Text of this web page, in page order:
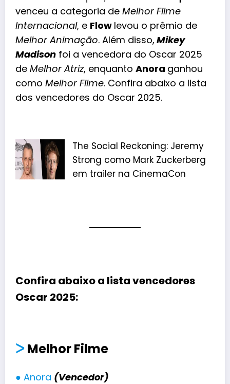
venceu a categoria de Melhor Filme
Internacional, e Flow levou o prêmio de
Melhor Animação. Além disso, Mikey
Madison foi a vencedora do Oscar 2025
de Melhor Atriz, enquanto Anora ganhou
como Melhor Filme. Confira abaixo a lista
dos vencedores do Oscar 2025.
The Social Reckoning: Jeremy
Strong como Mark Zuckerberg
em trailer na CinemaCon
Confira abaixo a lista vencedores
Oscar 2025:
ᐳMelhor Filme
● Anora (Vencedor)